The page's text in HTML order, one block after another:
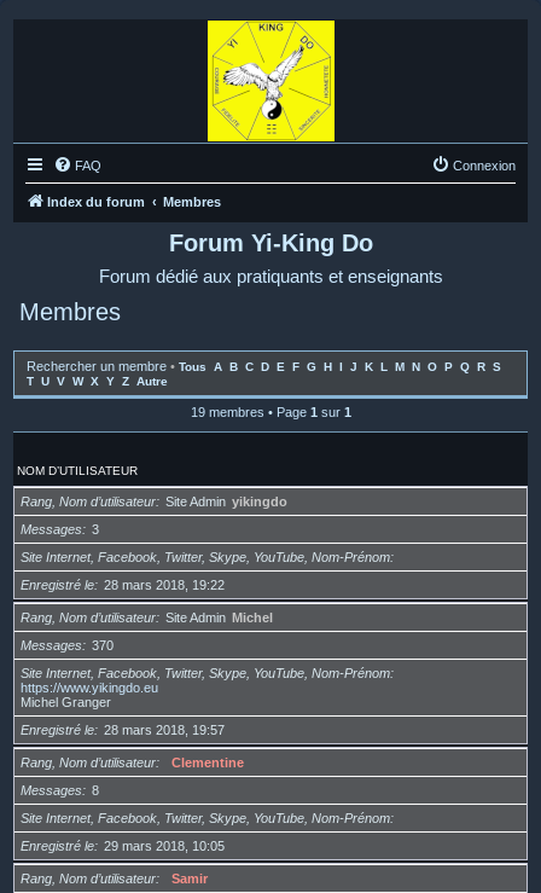
FAQ Connexion
Index du forum Membres
Forum Yi-King Do
Forum dédié aux pratiquants et enseignants
Membres
Rechercher un membre • Tous A B C D E F G H I J K L M N O P Q R S
T U V W X Y Z Autre
19 membres • Page 1 sur 1
NOM D’UTILISATEUR
Rang, Nom d’utilisateur Site Admin yikingdo
Messages
3
Site Internet, Facebook, Twitter, Skype, YouTube, Nom-Prénom
Enregistré le
28 mars 2018, 19:22
Rang, Nom d’utilisateur Site Admin Michel
Messages
370
Site Internet, Facebook, Twitter, Skype, YouTube, Nom-Prénom
https://www.yikingdo.eu
Michel Granger
Enregistré le
28 mars 2018, 19:57
Rang, Nom d’utilisateur
Clementine
Messages
8
Site Internet, Facebook, Twitter, Skype, YouTube, Nom-Prénom
Enregistré le
29 mars 2018, 10:05
Rang, Nom d’utilisateur
Samir